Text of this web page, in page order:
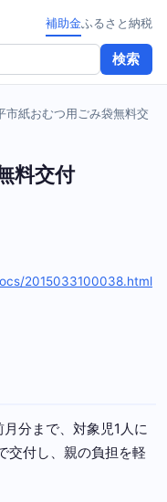
検索
補助金ふるさと納税
市紙おむつ用ごみ袋無料交
料交付
2015033100038.html
分まで、対象児1人に
交付し、親の負担を軽